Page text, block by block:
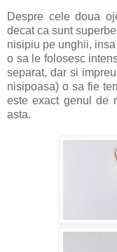
Despre cele doua
decat ca sunt
nisipiu pe unghii,
o sa le folosesc
separat, dar si
nisipoasa) o sa fie
este exact genul de
asta.